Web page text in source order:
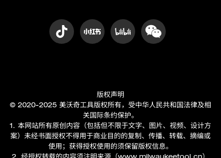
版权声明
© 2020-2025 美沃奇工具版权所有，受中华人民共和国法律及相
关国际条约保护。
1. 本网站所有原创内容（包括但不限于文字、图片、视频、设计方
案）未经书面授权不得用于商业目的的复制、传播、转载、摘编或
使用；获得授权使用的须保留版权信息。
2. 经授权转载的内容须注明来源（www.milwaukeetool.cn）